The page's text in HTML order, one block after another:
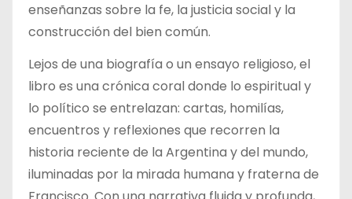
enseñanzas sobre la fe, la justicia social y la
construcción del bien común.
Lejos de una biografía o un ensayo religioso, el
libro es una crónica coral donde lo espiritual y
lo político se entrelazan: cartas, homilías,
encuentros y reflexiones que recorren la
historia reciente de la Argentina y del mundo,
iluminadas por la mirada humana y fraterna de